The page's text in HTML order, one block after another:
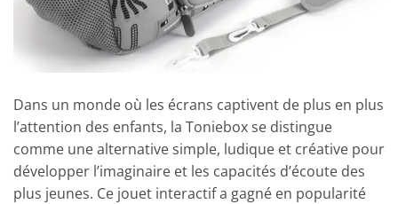
Dans un monde où les écrans captivent de plus en plus
l’attention des enfants, la Toniebox se distingue
comme une alternative simple, ludique et créative pour
développer l’imaginaire et les capacités d’écoute des
plus jeunes. Ce jouet interactif a gagné en popularité